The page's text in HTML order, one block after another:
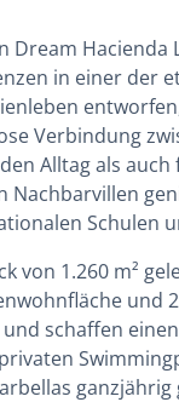
Dream
in einer der
Verbindung
Alltag als
Nachbarvillen
Schulen
von 1.260 m²
und
schaffen